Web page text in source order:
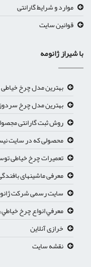
موارد و شرایط گارانتی
قوانین سایت
با شیراز ژانومه
بهترین مدل چرخ
بهترین مدل چرخ
روش ثبت گارانتی
محصولی که در سایت
تعمیرات چرخ خیاطی
معرفی ماشینهای
سایت رسمی شرکت
معرفي انواع چرخ
خرازی آنلاین
نقشه سایت